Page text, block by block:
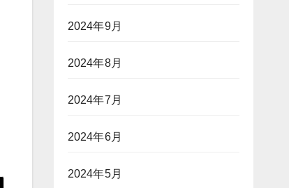
2024年9月
2024年8月
2024年7月
2024年6月
2024年5月